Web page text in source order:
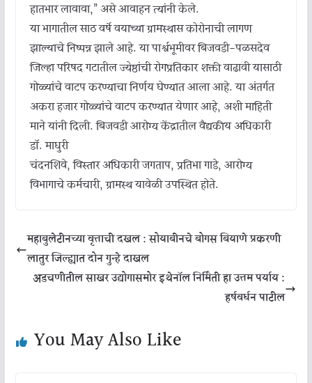
हातभार लावावा,” असे आवाहन त्यांनी केले.
या भागातील साठ वर्षे वयाच्या ग्रामस्थास कोरोनाची लागण
झाल्याचे निष्पन्न झाले आहे. या पार्श्वभूमीवर बिजवडी-पळसदेव
जिल्हा परिषद गटातील ज्येष्ठांची रोगप्रतिकार शक्ती वाढावी यासाठी
गोळ्यांचे वाटप करण्याचा निर्णय घेण्यात आला आहे. या अंतर्गत
अकरा हजार गोळ्यांचे वाटप करण्यात येणार आहे, अशी माहिती
माने यांनी दिली. बिजवडी आरोग्य केंद्रातील वैद्यकीय अधिकारी
डॉ. माधुरी
चंदनशिवे, विस्तार अधिकारी जगताप, प्रतिभा गाडे, आरोग्य
विभागाचे कर्मचारी, ग्रामस्थ यावेळी उपस्थित होते.
महाबुलेटीनच्या वृत्ताची दखल : सोयाबीनचे बोगस बियाणे प्रकरणी
लातुर जिल्ह्यात दोन गुन्हे दाखल
अडचणीतील साखर उद्योगासमोर इथेनाॅल निर्मिती हा उत्तम पर्याय :
हर्षवर्धन पाटील
You May Also Like